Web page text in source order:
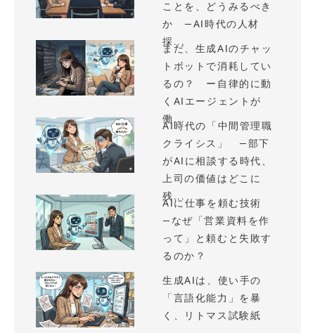
ことを、どうみるべき
か —AI時代の人材
採...
まだ、生成AIのチャッ
トボットで消耗してい
るの？ ー自律的に動
くAIエージェントが
働...
AI時代の「中間管理職
クライシス」 —部下
がAIに相談する時代、
上司の価値はどこに
残...
AIに仕事を頼む技術
—なぜ「営業資料を作
って」と頼むと失敗す
るのか？
生成AIは、使い手の
「言語化能力」を暴
く、リトマス試験紙